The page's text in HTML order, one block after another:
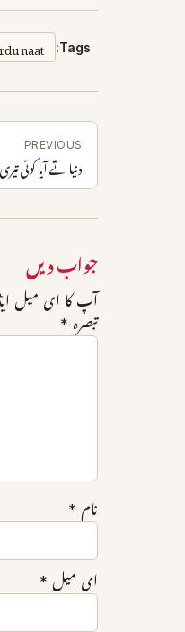
Tags:
naat
PREVIOUS
دنیا تے آیا کوئی
جواب دیں
آپ کا ای میل
تبصرہ *
نام *
ای میل *